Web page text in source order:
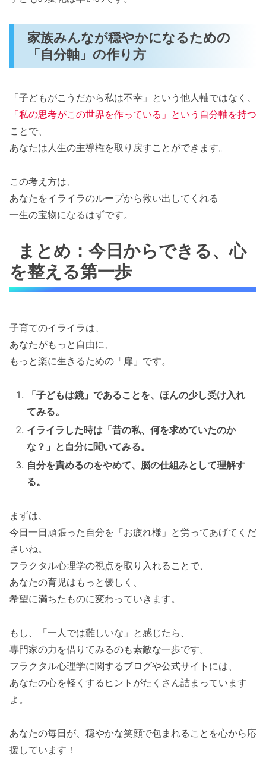
家族みんなが穏やかになるための
「自分軸」の作り方
「子どもがこうだから私は不幸」という他人軸ではなく、
「私の思考がこの世界を作っている」という自分軸を持つ
ことで、
あなたは人生の主導権を取り戻すことができます。
この考え方は、
あなたをイライラのループから救い出してくれる
一生の宝物になるはずです。
まとめ：今日からできる、心
を整える第一歩
子育てのイライラは、
あなたがもっと自由に、
もっと楽に生きるための「扉」です。
「子どもは鏡」であることを、ほんの少し受け入れ
てみる。
イライラした時は「昔の私、何を求めていたのか
な？」と自分に聞いてみる。
自分を責めるのをやめて、脳の仕組みとして理解す
る。
まずは、
今日一日頑張った自分を「お疲れ様」と労ってあげてくだ
さいね。
フラクタル心理学の視点を取り入れることで、
あなたの育児はもっと優しく、
希望に満ちたものに変わっていきます。
もし、「一人では難しいな」と感じたら、
専門家の力を借りてみるのも素敵な一歩です。
フラクタル心理学に関するブログや公式サイトには、
あなたの心を軽くするヒントがたくさん詰まっています
よ。
あなたの毎日が、穏やかな笑顔で包まれることを心から応
援しています！